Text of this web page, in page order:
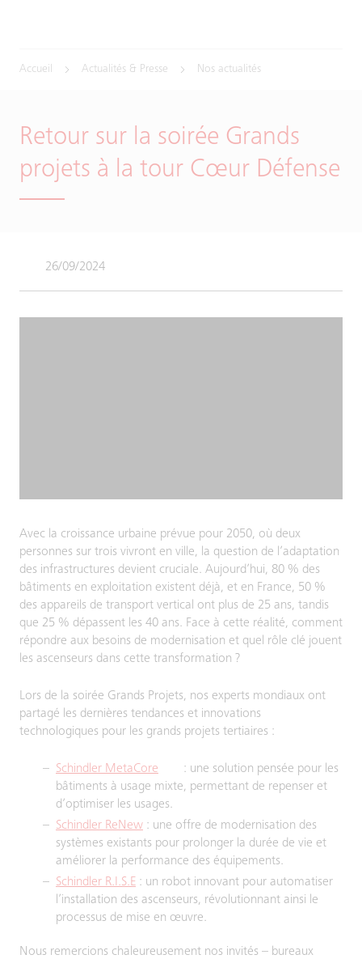
Accueil Actualités & Presse Nos actualités
Retour sur la soirée Grands
projets à la tour Cœur Défense
26/09/2024
Avec la croissance urbaine prévue pour 2050, où deux
personnes sur trois vivront en ville, la question de l’adaptation
des infrastructures devient cruciale. Aujourd’hui, 80 % des
bâtiments en exploitation existent déjà, et en France, 50 %
des appareils de transport vertical ont plus de 25 ans, tandis
que 25 % dépassent les 40 ans. Face à cette réalité, comment
répondre aux besoins de modernisation et quel rôle clé jouent
les ascenseurs dans cette transformation ?
Lors de la soirée Grands Projets, nos experts mondiaux ont
partagé les dernières tendances et innovations
technologiques pour les grands projets tertiaires :
Schindler MetaCore
: une solution pensée pour les
bâtiments à usage mixte, permettant de repenser et
d’optimiser les usages.
Schindler ReNew : une offre de modernisation des
systèmes existants pour prolonger la durée de vie et
améliorer la performance des équipements.
Schindler R.I.S.E : un robot innovant pour automatiser
l’installation des ascenseurs, révolutionnant ainsi le
processus de mise en œuvre.
Nous remercions chaleureusement nos invités – bureaux